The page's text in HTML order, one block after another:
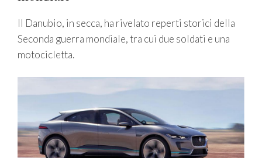
Il Danubio, in secca, ha rivelato reperti storici della
Seconda guerra mondiale, tra cui due soldati e una
motocicletta.